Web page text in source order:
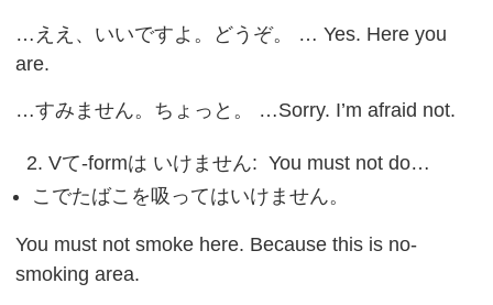
…ええ、いいですよ。どうぞ。 … Yes. Here you
are.
…すみません。ちょっと。 …Sorry. I’m afraid not.
2. Vて-formは いけません: You must not do…
こでたばこを吸ってはいけません。
You must not smoke here. Because this is no-
smoking area.